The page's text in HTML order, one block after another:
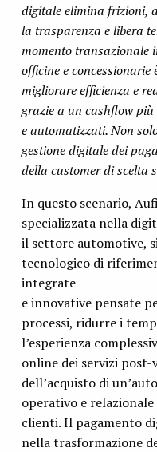
digitale elimina frizioni,
la trasparenza e libera
momento transazionale
officine e
migliorare efficienza e
grazie a un cashflow
e automatizzati. Non
gestione digitale dei
della customer di scelta
In questo scenario,
specializzata nella
il settore automotive,
tecnologico di
integrate
e innovative pensate
processi, ridurre i
l’esperienza
online dei servizi
dell’acquisto di
operativo e
clienti. Il pagamento
nella trasformazione